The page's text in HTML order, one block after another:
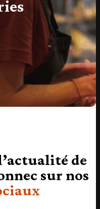
de
sur nos